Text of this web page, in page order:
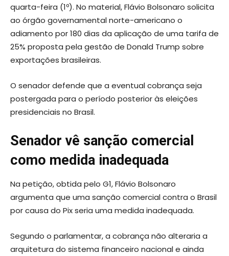
quarta-feira (1º). No material, Flávio Bolsonaro solicita
ao órgão governamental norte-americano o
adiamento por 180 dias da aplicação de uma tarifa de
25% proposta pela gestão de Donald Trump sobre
exportações brasileiras.
O senador defende que a eventual cobrança seja
postergada para o período posterior às eleições
presidenciais no Brasil.
Senador vê sanção comercial
como medida inadequada
Na petição, obtida pelo G1, Flávio Bolsonaro
argumenta que uma sanção comercial contra o Brasil
por causa do Pix seria uma medida inadequada.
Segundo o parlamentar, a cobrança não alteraria a
arquitetura do sistema financeiro nacional e ainda